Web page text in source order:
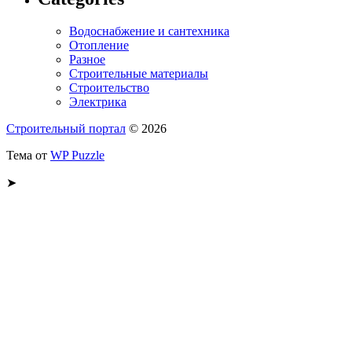
Водоснабжение и сантехника
Отопление
Разное
Строительные материалы
Строительство
Электрика
Строительный портал © 2026
Тема от WP Puzzle
➤